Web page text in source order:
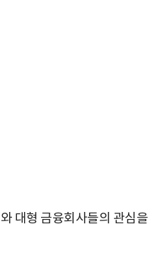
대형 금융회사들의 관심을